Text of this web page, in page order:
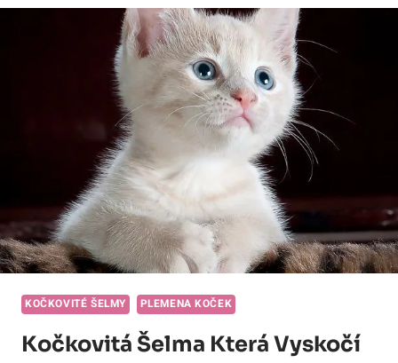
NEBO
TYGR?
SROVNÁNÍ
SÍLY
MEZI
DVĚMA
KRÁLI!
KOČKOVITÉ ŠELMY PLEMENA KOČEK
Kočkovitá Šelma Která Vyskočí